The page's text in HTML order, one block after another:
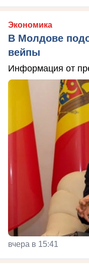
Экономика
В Молдове
вейпы
Информация от
вчера в 15:41